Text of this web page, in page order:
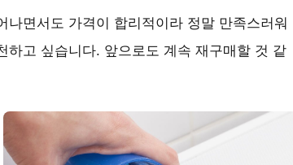
면서도 가격이 합리적이라 정말 만족스러워
하고 싶습니다. 앞으로도 계속 재구매할 것 같